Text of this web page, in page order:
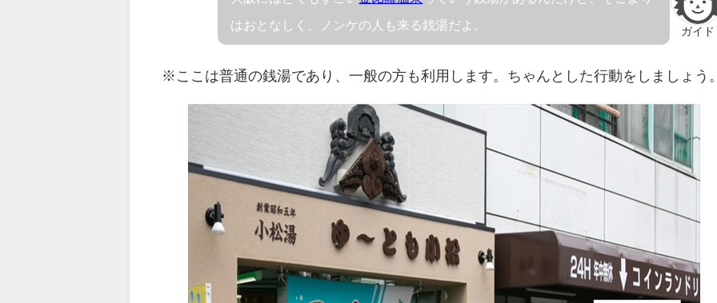
ガイド
はおとなしく、ノンケの人も来る銭湯だよ。
※ここは普通の銭湯であり、一般の方も利用します。ちゃんとした行動をしましょう